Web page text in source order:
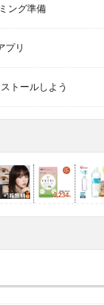
ング準備
プリ
トールしよう